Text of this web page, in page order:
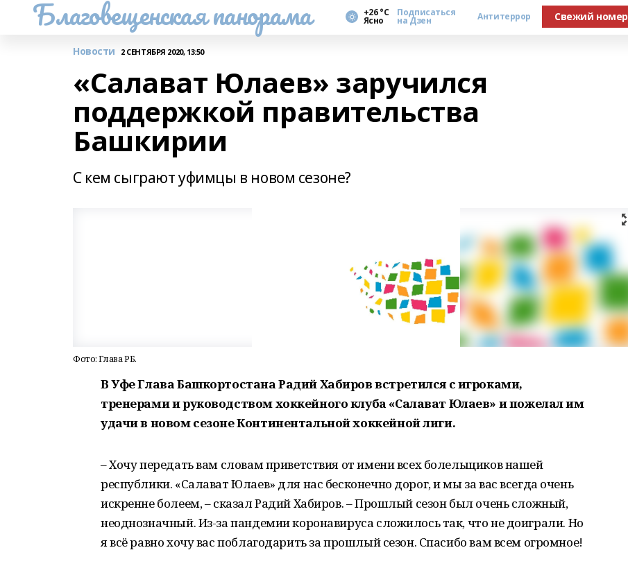
Благовещенская панорама +26 °С
Ясно
Подписаться
на Дзен Антитеррор Свежий номер
Новости 2 СЕНТЯБРЯ 2020, 13:50
«Салават Юлаев» заручился
поддержкой правительства
Башкирии
С кем сыграют уфимцы в новом сезоне?
Фото: Глава РБ.
В Уфе Глава Башкортостана Радий Хабиров встретился с игроками,
тренерами и руководством хоккейного клуба «Салават Юлаев» и пожелал им
удачи в новом сезоне Континентальной хоккейной лиги.
– Хочу передать вам словам приветствия от имени всех болельщиков нашей
республики. «Салават Юлаев» для нас бесконечно дорог, и мы за вас всегда очень
искренне болеем, – сказал Радий Хабиров. – Прошлый сезон был очень сложный,
неоднозначный. Из-за пандемии коронавируса сложилось так, что не доиграли. Но
я всё равно хочу вас поблагодарить за прошлый сезон. Спасибо вам всем огромное!